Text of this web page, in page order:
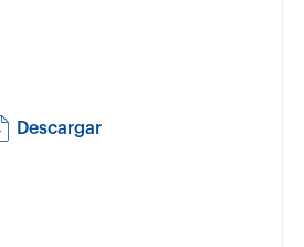
Descargar